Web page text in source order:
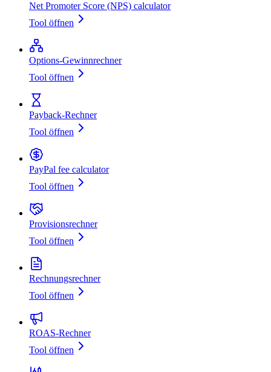
Net Promoter Score (NPS) calculator
Tool öffnen
Options‑Gewinnrechner
Tool öffnen
Payback-Rechner
Tool öffnen
PayPal fee calculator
Tool öffnen
Provisionsrechner
Tool öffnen
Rechnungsrechner
Tool öffnen
ROAS-Rechner
Tool öffnen